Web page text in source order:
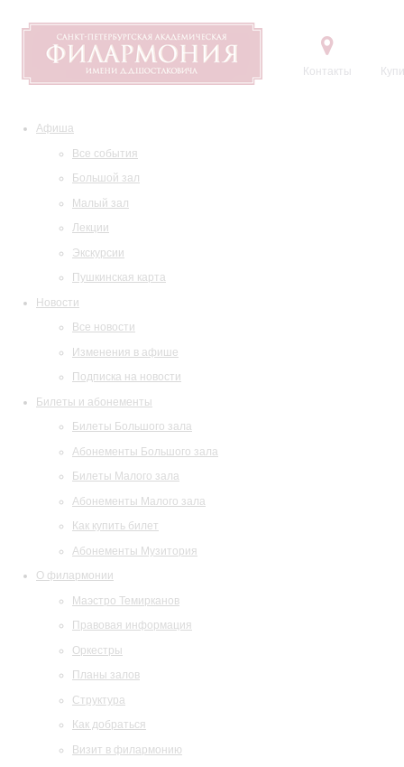
Контакты
Афиша
Все события
Большой зал
Малый зал
Лекции
Экскурсии
Пушкинская карта
Новости
Все новости
Изменения в афише
Подписка на новости
Билеты и абонементы
Билеты Большого зала
Абонементы Большого зала
Билеты Малого зала
Абонементы Малого зала
Как купить билет
Абонементы Музитория
О филармонии
Маэстро Темирканов
Правовая информация
Оркестры
Планы залов
Структура
Как добраться
Визит в филармонию